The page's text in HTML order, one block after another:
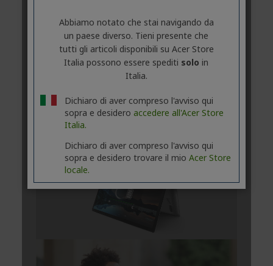
Abbiamo notato che stai navigando da
un paese diverso. Tieni presente che
tutti gli articoli disponibili su Acer Store
Italia possono essere spediti solo in
Italia.
Dichiaro di aver compreso l'avviso qui
sopra e desidero accedere all'Acer Store
Italia.
Dichiaro di aver compreso l'avviso qui
sopra e desidero trovare il mio Acer Store
locale.